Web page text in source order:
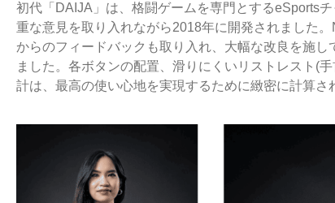
初代「DAIJA」は、格闘ゲームを専門とするeSports
重な意見を取り入れながら2018年に開発されました
からのフィードバックも取り入れ、大幅な改良を施
ました。各ボタンの配置、滑りにくいリストレスト(
計は、最高の使い心地を実現するために緻密に計算さ